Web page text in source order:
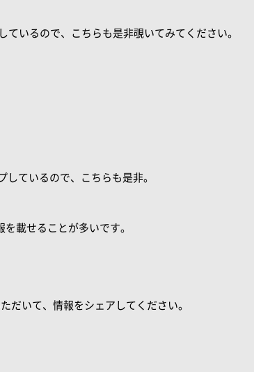
いるので、こちらも是非覗いてみてください。
ているので、こちらも是非。
載せることが多いです。
だいて、情報をシェアしてください。